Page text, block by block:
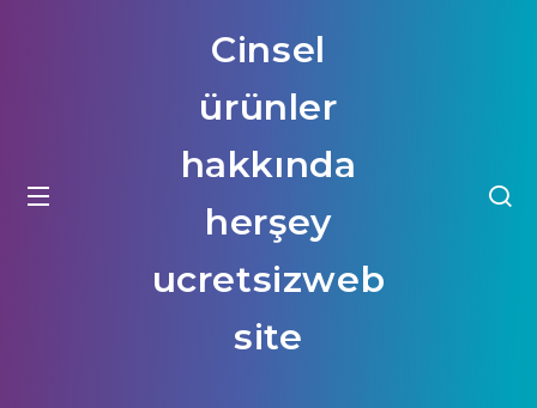
Cinsel
ürünler
hakkında
herşey
ucretsizweb
site